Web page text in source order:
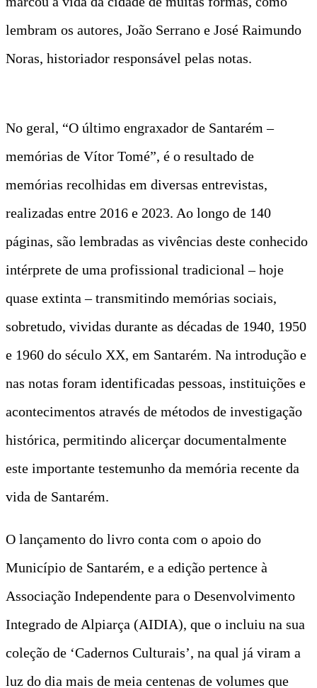
lembram os autores, João Serrano e José Raimundo
Noras, historiador responsável pelas notas.
No geral, “O último engraxador de Santarém –
memórias de Vítor Tomé”, é o resultado de
memórias recolhidas em diversas entrevistas,
realizadas entre 2016 e 2023. Ao longo de 140
páginas, são lembradas as vivências deste conhecido
intérprete de uma profissional tradicional – hoje
quase extinta – transmitindo memórias sociais,
sobretudo, vividas durante as décadas de 1940, 1950
e 1960 do século XX, em Santarém. Na introdução e
nas notas foram identificadas pessoas, instituições e
acontecimentos através de métodos de investigação
histórica, permitindo alicerçar documentalmente
este importante testemunho da memória recente da
vida de Santarém.
O lançamento do livro conta com o apoio do
Município de Santarém, e a edição pertence à
Associação Independente para o Desenvolvimento
Integrado de Alpiarça (AIDIA), que o incluiu na sua
coleção de ‘Cadernos Culturais’, na qual já viram a
luz do dia mais de meia centenas de volumes que